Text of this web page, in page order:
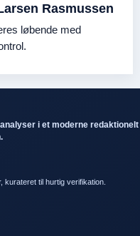
Rasmussen
løbende med
i et moderne redaktionelt
kurateret til hurtig verifikation.